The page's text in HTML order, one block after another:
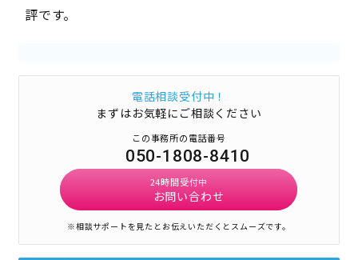
評です。
電話相談受付中！
まずはお気軽にご相談ください
この事務所の電話番号
050-1808-8410
24時間受付中
お問い合わせ
※相談サポートを見たとお伝えいただくとスムーズです。